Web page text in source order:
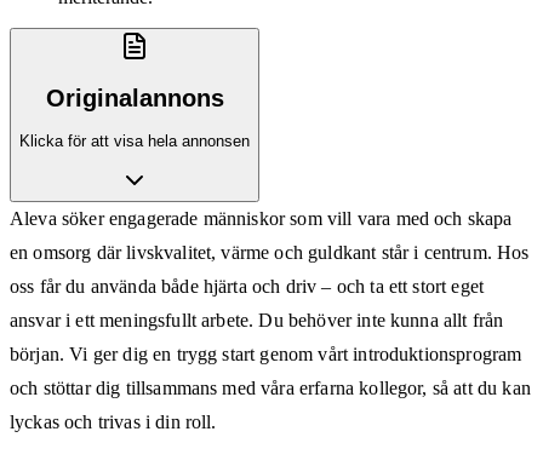
Originalannons
Klicka för att visa hela annonsen
Aleva söker engagerade människor som vill vara med och skapa
en omsorg där livskvalitet, värme och guldkant står i centrum. Hos
oss får du använda både hjärta och driv – och ta ett stort eget
ansvar i ett meningsfullt arbete. Du behöver inte kunna allt från
början. Vi ger dig en trygg start genom vårt introduktionsprogram
och stöttar dig tillsammans med våra erfarna kollegor, så att du kan
lyckas och trivas i din roll.